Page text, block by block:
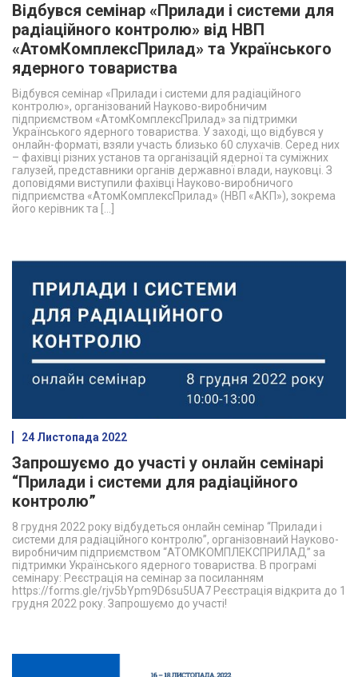
Відбувся семінар «Прилади і системи для
радіаційного контролю» від НВП
«АтомКомплексПрилад» та Українського
ядерного товариства
Відбувся семінар «Прилади і системи для радіаційного
контролю», організований Науково-виробничим
підприємством «АтомКомплексПрилад» за підтримки
Українського ядерного товариства. У заході, що відбувся у
онлайн-форматі, взяли участь близько 60 слухачів. Серед них
– фахівці різних установ та організацій ядерної та суміжних
галузей, представники органів державної влади, науковці. З
доповідями виступили фахівці Науково-виробничого
підприємства «АтомКомплексПрилад» (НВП «АКП»), зокрема
його керівник та […]
24 Листопада 2022
Запрошуємо до участі у онлайн семінарі
“Прилади і системи для радіаційного
контролю”
8 грудня 2022 року відбудеться онлайн семінар “Прилади і
системи для радіаційного контролю”, організовнаий Науково-
виробничим підприємством “АТОМКОМПЛЕКСПРИЛАД” за
підтримки Українського ядерного товариства. В програмі
семінару: Реєстрація на семінар за посиланням
https://forms.gle/rjv5bYpm9D6su5UA7 Реєстрація відкрита до 1
грудня 2022 року. Запрошуємо до участі!